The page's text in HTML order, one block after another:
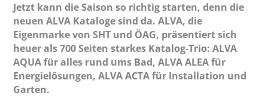
Jetzt kann die Saison so richtig starten, denn die
neuen ALVA Kataloge sind da. ALVA, die
Eigenmarke von SHT und ÖAG, präsentiert sich
heuer als 700 Seiten starkes Katalog-Trio: ALVA
AQUA für alles rund ums Bad, ALVA ALEA für
Energielösungen, ALVA ACTA für Installation und
Garten.